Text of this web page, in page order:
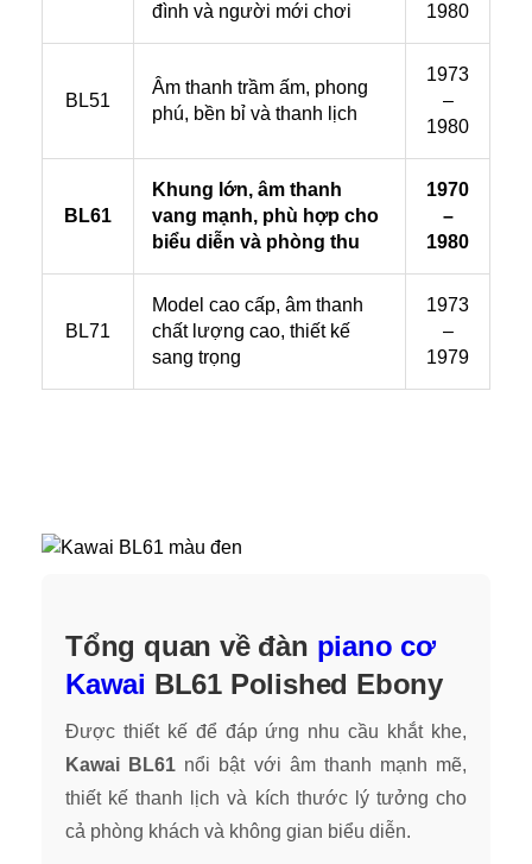
đình và người mới chơi 1980
BL51
Âm thanh trầm ấm, phong
phú, bền bỉ và thanh lịch
1973
–
1980
BL61
Khung lớn, âm thanh
vang mạnh, phù hợp cho
biểu diễn và phòng thu
1970
–
1980
BL71
Model cao cấp, âm thanh
chất lượng cao, thiết kế
sang trọng
1973
–
1979
Tổng quan về đàn piano cơ
Kawai BL61 Polished Ebony
Được thiết kế để đáp ứng nhu cầu khắt khe,
Kawai BL61 nổi bật với âm thanh mạnh mẽ,
thiết kế thanh lịch và kích thước lý tưởng cho
cả phòng khách và không gian biểu diễn.